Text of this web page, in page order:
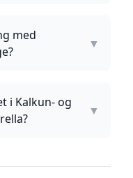
med
▼
i Kalkun- og
▼